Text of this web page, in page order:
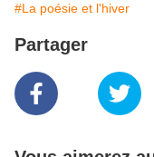
#La poésie et l'hiver
Partager